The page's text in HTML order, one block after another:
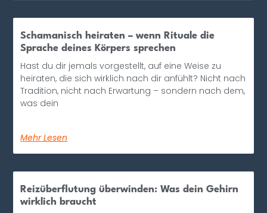
Schamanisch heiraten – wenn Rituale die
Sprache deines Körpers sprechen
Hast du dir jemals vorgestellt, auf eine Weise zu
heiraten, die sich wirklich nach dir anfühlt? Nicht nach
Tradition, nicht nach Erwartung – sondern nach dem,
was dein
Mehr Lesen
Reizüberflutung überwinden: Was dein Gehirn
wirklich braucht